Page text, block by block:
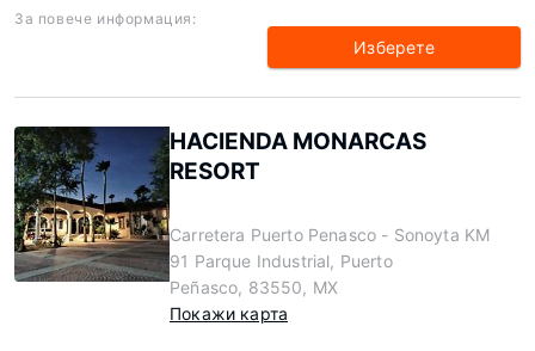
За повече информация:
Изберете
HACIENDA MONARCAS
RESORT
Carretera Puerto Penasco - Sonoyta KM
91 Parque Industrial, Puerto
Peñasco, 83550, MX
Покажи карта